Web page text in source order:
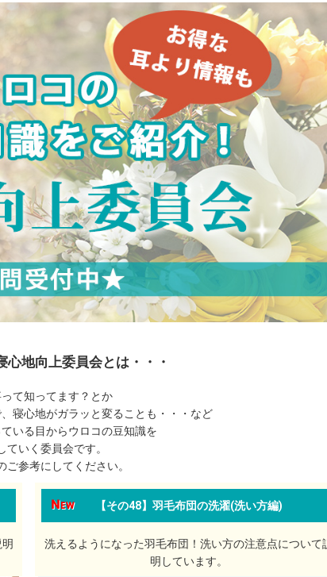
70cm幅 ミニシングル
75cm幅 ショートセミシ
ングル
80cm幅 セミシングル
シングルサイズ敷パッド
小さい敷パッド
大きい敷パッド
シルク敷パッド
枕パッド
シルク枕パッド
除湿シート
接触冷感パッド
暖かパッド
ガーゼケット
オーガニックコットン
ベッドパッド
パッドセット 掛け布団カバー
カバー
ー
バー
敷布団カバー
ー
バー
枕カバー
BOXシーツ
ツ
ツ
防ダニカバー
クッションカバー
オーガニックコットン
カバーセット 小さめ 35×50cm
やや小さめ 35×55cm
普通 43×63cm
大きめ 50×70cm
パイプ枕
高反発枕
低反発枕
機能性枕・その他枕
心地向上委員会とは・・・
て知ってます？とか
寝心地がガラッと変ることも・・・など
いる目からウロコの豆知識を
ていく委員会です。
ご参考にしてください。
【その48】羽毛布団の洗濯(洗い方編)
洗えるようになった羽毛布団！洗い方の注意点について
明しています。